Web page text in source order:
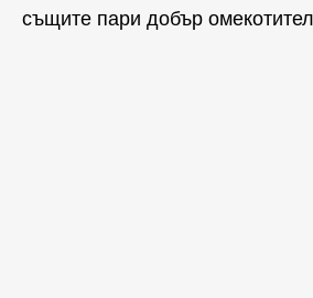
същите пари добър